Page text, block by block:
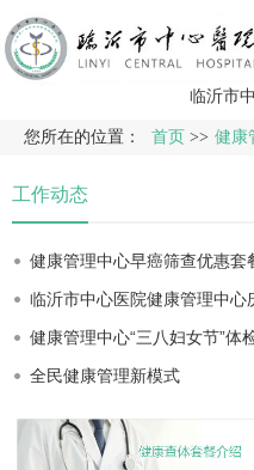
临沂市
您所在的位置： 首页 >> 健康
工作动态
健康管理中心早癌筛查优惠套
临沂市中心医院健康管理中心
健康管理中心“三八妇女节”体
全民健康管理新模式